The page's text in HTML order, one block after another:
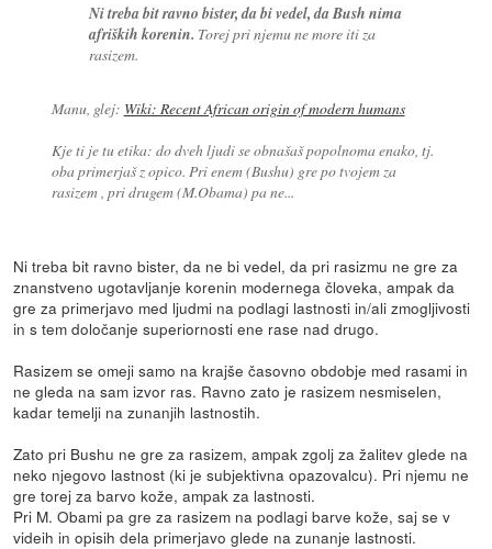
Ni treba bit ravno bister, da bi vedel, da Bush nima
afriških korenin. Torej pri njemu ne more iti za
rasizem.
Manu, glej: Wiki: Recent African origin of modern humans
Kje ti je tu etika: do dveh ljudi se obnašaš popolnoma enako, tj.
oba primerjaš z opico. Pri enem (Bushu) gre po tvojem za
rasizem , pri drugem (M.Obama) pa ne...
Ni treba bit ravno bister, da ne bi vedel, da pri rasizmu ne gre za
znanstveno ugotavljanje korenin modernega človeka, ampak da
gre za primerjavo med ljudmi na podlagi lastnosti in/ali zmogljivosti
in s tem določanje superiornosti ene rase nad drugo.
Rasizem se omeji samo na krajše časovno obdobje med rasami in
ne gleda na sam izvor ras. Ravno zato je rasizem nesmiselen,
kadar temelji na zunanjih lastnostih.
Zato pri Bushu ne gre za rasizem, ampak zgolj za žalitev glede na
neko njegovo lastnost (ki je subjektivna opazovalcu). Pri njemu ne
gre torej za barvo kože, ampak za lastnosti.
Pri M. Obami pa gre za rasizem na podlagi barve kože, saj se v
videih in opisih dela primerjavo glede na zunanje lastnosti.